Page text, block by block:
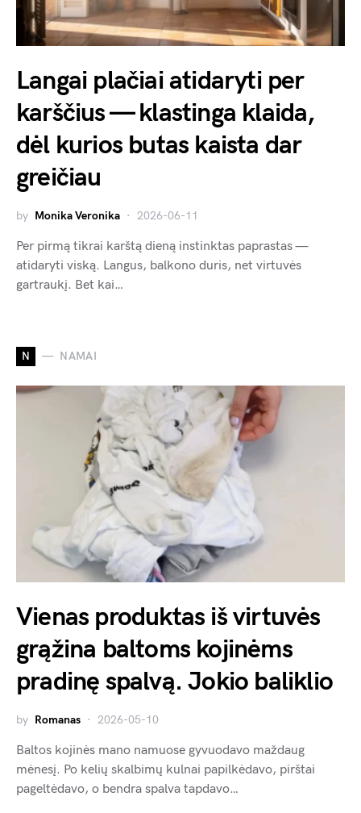
Langai plačiai atidaryti per
karščius — klastinga klaida,
dėl kurios butas kaista dar
greičiau
by Monika Veronika 2026-06-11
Per pirmą tikrai karštą dieną instinktas paprastas —
atidaryti viską. Langus, balkono duris, net virtuvės
gartraukį. Bet kai…
N NAMAI
Vienas produktas iš virtuvės
grąžina baltoms kojinėms
pradinę spalvą. Jokio baliklio
by Romanas 2026-05-10
Baltos kojinės mano namuose gyvuodavo maždaug
mėnesį. Po kelių skalbimų kulnai papilkėdavo, pirštai
pageltėdavo, o bendra spalva tapdavo…